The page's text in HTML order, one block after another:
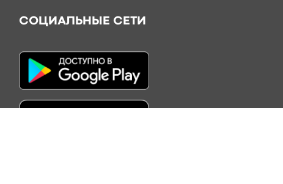
СОЦИАЛЬНЫЕ СЕТИ